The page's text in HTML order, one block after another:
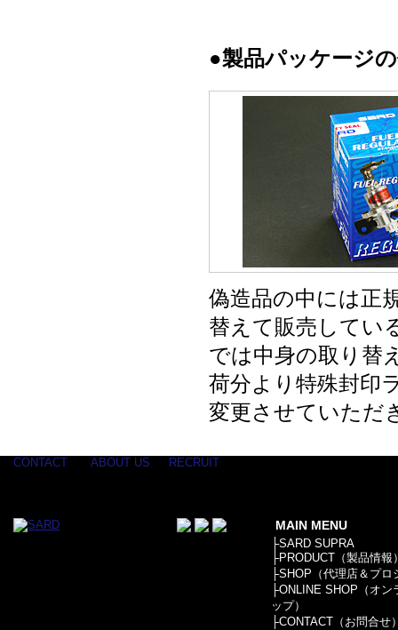
●製品パッケージ
偽造品の中には正
替えて販売してい
では中身の取り替
荷分より特殊封印
変更させていただ
CONTACT ABOUT US RECRUIT
MAIN MENU
├SARD SUPRA
├PRODUCT（製品情報
├SHOP（代理店＆プロ
├ONLINE SHOP（オン
ップ）
├CONTACT（お問合せ